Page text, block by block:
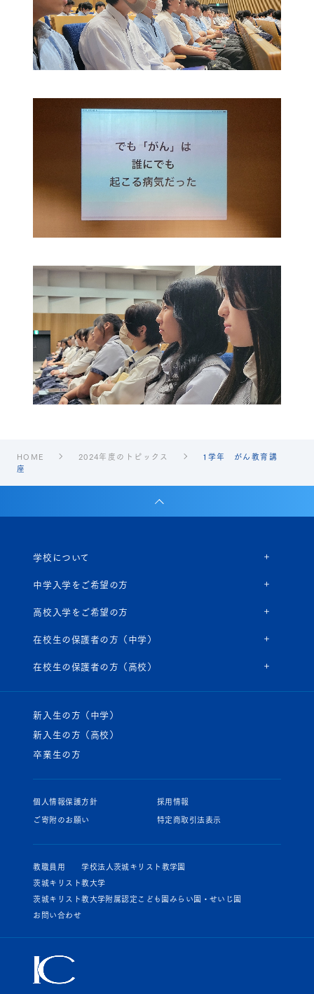
HOME 2024年度のトピックス
1学年 がん教育講
座
学校について
中学入学をご希望の方
高校入学をご希望の方
在校生の保護者の方（中学）
在校生の保護者の方（高校）
新入生の方（中学）
新入生の方（高校）
卒業生の方
個人情報保護方針
採用情報
ご寄附のお願い
特定商取引法表示
教職員用
学校法人茨城キリスト教学園
茨城キリスト教大学
茨城キリスト教大学附属認定こども園みらい園・せいじ園
お問い合わせ